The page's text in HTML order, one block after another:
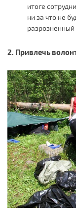
итоге
ни за что не
разрозненный
2. Привлечь